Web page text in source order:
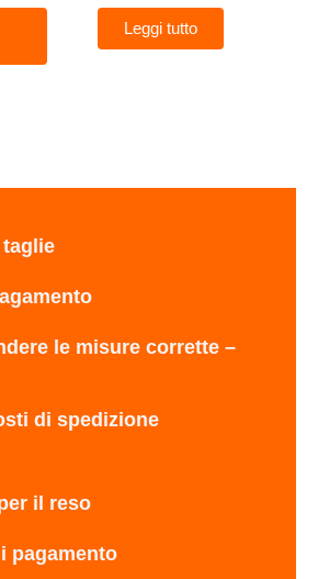
Leggi tutto
le misure corrette –
di spedizione
il reso
pagamento